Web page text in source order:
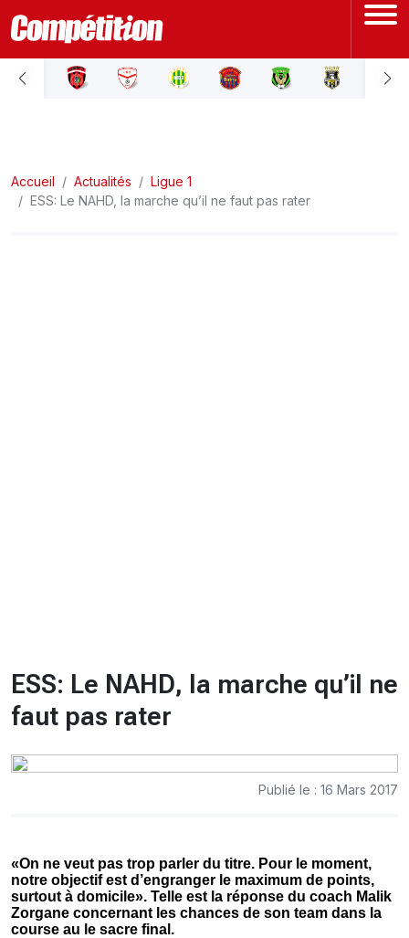
ACCUEIL
LIGUE 2
Accueil Actualités
Ligue 1
ESS: Le NAHD, la marche qu’il ne faut pas rater
ESS: Le NAHD, la marche qu’il ne
faut pas rater
Publié le : 16 Mars 2017
«On ne veut pas trop parler du titre. Pour le moment,
notre objectif est d’engranger le maximum de points,
surtout à domicile». Telle est la réponse du coach Malik
Zorgane concernant les chances de son team dans la
course au le sacre final.